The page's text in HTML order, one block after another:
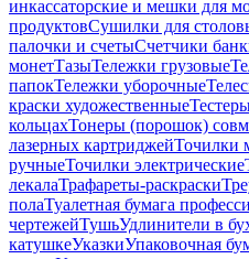
инкассаторские и мешки для
продуктовСушилки для
палочки и счетыСчетчики
монетТазыТележки грузовые
папокТележки уборочные
краски художественные
кольцахТонеры (порошок)
лазерных картриджейТочилки
ручныеТочилки электрические
лекалаТрафареты-раскраски
полаТуалетная бумага
чертежейТушьУдлинители в
катушкеУказкиУпаковочная